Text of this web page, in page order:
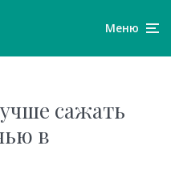
Меню
сажать
в